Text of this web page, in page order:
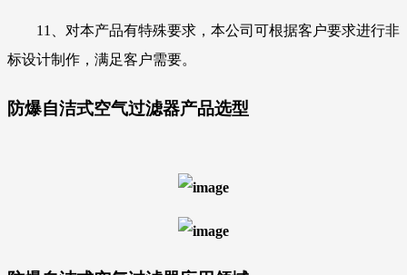
11、对本产品有特殊要求，本公司可根据客户要求进行非
标设计制作，满足客户需要。
防爆自洁式空气过滤器产品选型